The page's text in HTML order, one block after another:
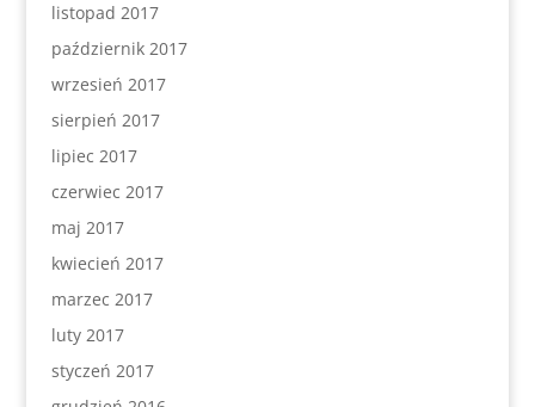
listopad 2017
październik 2017
wrzesień 2017
sierpień 2017
lipiec 2017
czerwiec 2017
maj 2017
kwiecień 2017
marzec 2017
luty 2017
styczeń 2017